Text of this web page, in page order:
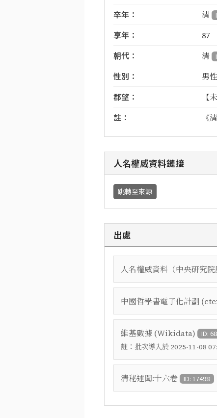
卒年：
清
享年：
87
朝代： 清
性別： 男性
郡望： 【
註： 《
人名權威資料鏈接
跳轉至來源
出處
人名權威資料（中央研究院
中國哲學書電子化計劃
維基數據 (Wikidata) ID:
註： 批次導入於 2025-11-08
清秘述聞:十六卷 ID: 17498